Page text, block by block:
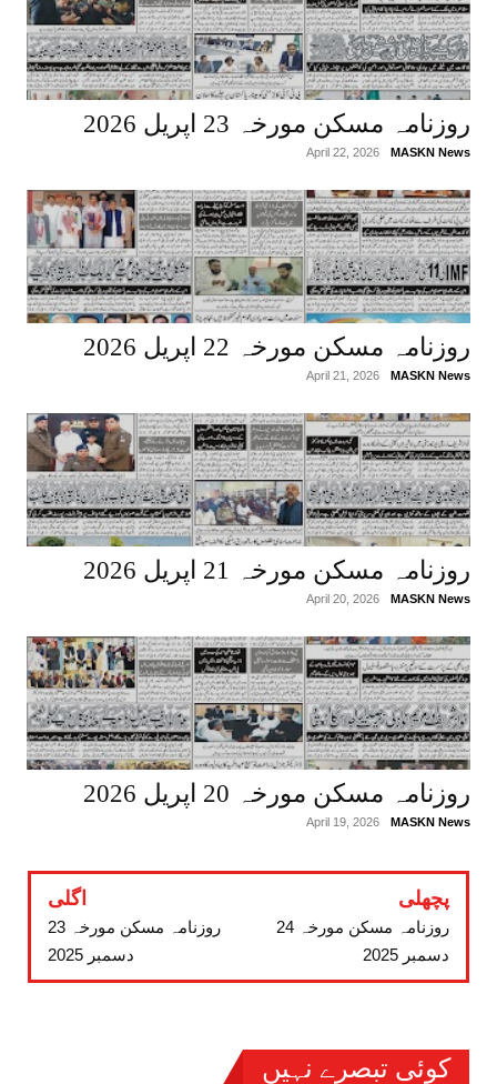
روزنامہ مسکن مورخہ 23 اپریل 2026
MASKN News
April 22, 2026
روزنامہ مسکن مورخہ 22 اپریل 2026
MASKN News
April 21, 2026
روزنامہ مسکن مورخہ 21 اپریل 2026
MASKN News
April 20, 2026
روزنامہ مسکن مورخہ 20 اپریل 2026
MASKN News
April 19, 2026
پچھلی
روزنامہ مسکن مورخہ 24
دسمبر 2025
اگلی
روزنامہ مسکن مورخہ 23
دسمبر 2025
کوئی تبصرے نہیں